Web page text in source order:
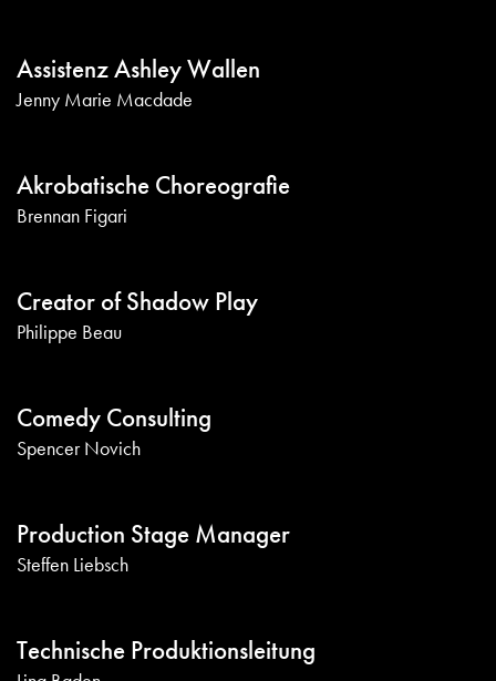
Assistenz Ashley Wallen
Jenny Marie Macdade
Akrobatische Choreografie
Brennan Figari
Creator of Shadow Play
Philippe Beau
Comedy Consulting
Spencer Novich
Production Stage Manager
Steffen Liebsch
Technische Produktionsleitung